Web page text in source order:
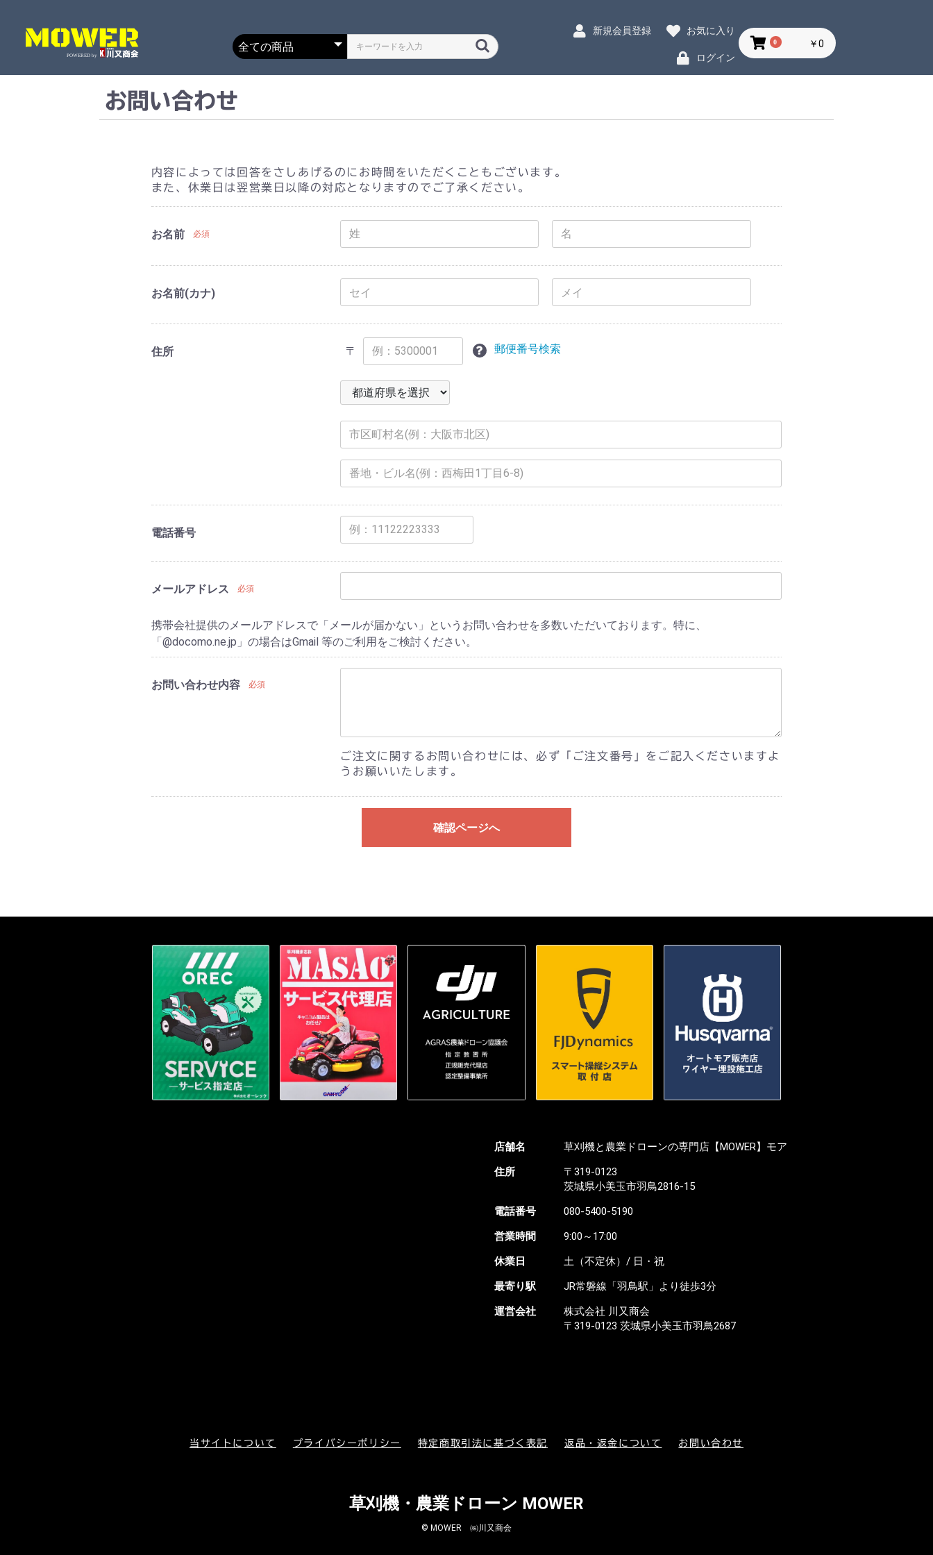
新規会員登録 お気に入り
ログイン
0 ￥0
お問い合わせ
内容によっては回答をさしあげるのにお時間をいただくこともございます。
また、休業日は翌営業日以降の対応となりますのでご了承ください。
お名前 必須
お名前(カナ)
住所 〒 郵便番号検索
電話番号
メールアドレス 必須
携帯会社提供のメールアドレスで「メールが届かない」というお問い合わせを多数いただいております。特に、
「@docomo.ne.jp」の場合はGmail 等のご利用をご検討ください。
お問い合わせ内容 必須
ご注文に関するお問い合わせには、必ず「ご注文番号」をご記入くださいますよ
うお願いいたします。
確認ページへ
店舗名
草刈機と農業ドローンの専門店【MOWER】モア
住所
〒319-0123
茨城県小美玉市羽鳥2816-15
電話番号
080-5400-5190
営業時間
9:00～17:00
休業日
土（不定休）/ 日・祝
最寄り駅
JR常磐線「羽鳥駅」より徒歩3分
運営会社
株式会社 川又商会
〒319-0123 茨城県小美玉市羽鳥2687
当サイトについて プライバシーポリシー 特定商取引法に基づく表記 返品・返金について お問い合わせ
草刈機・農業ドローン MOWER
© MOWER ㈱川又商会